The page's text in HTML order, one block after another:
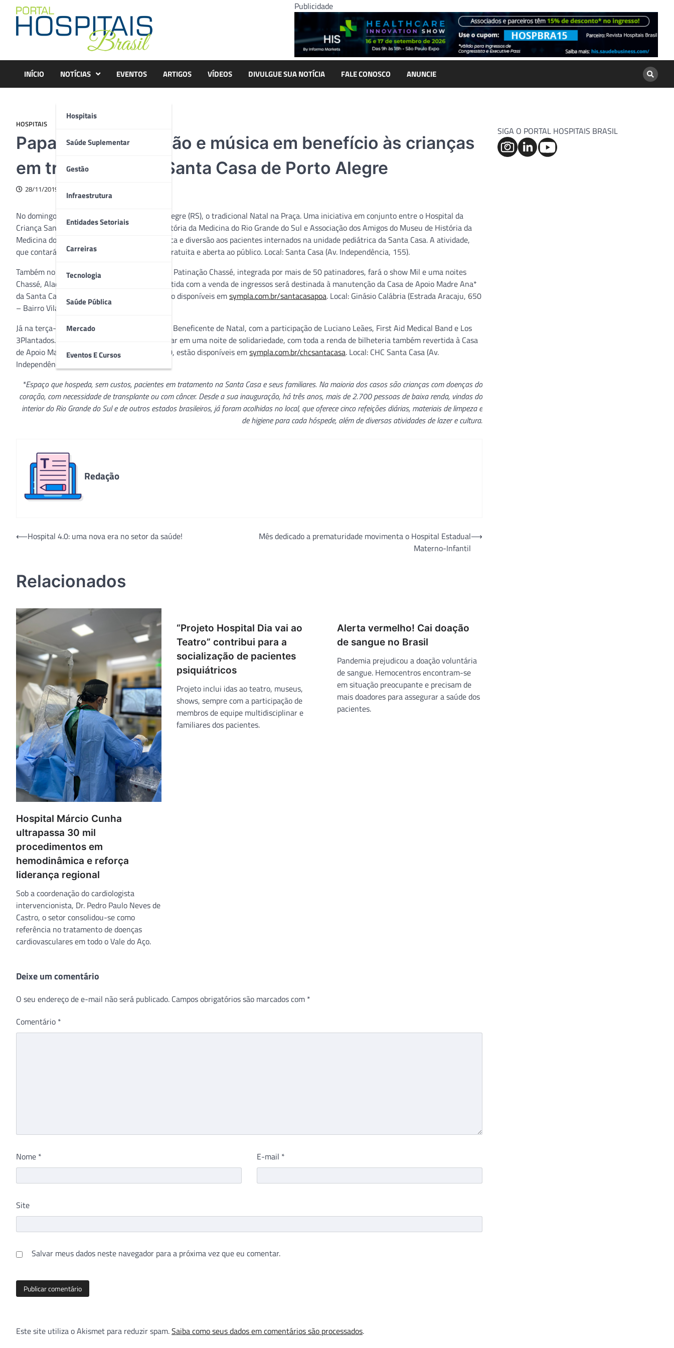
content
Publicidade
INÍCIO NOTÍCIAS
Hospitais
Saúde Suplementar
Gestão
Infraestrutura
Entidades Setoriais
Carreiras
Tecnologia
Saúde Pública
Mercado
Eventos E Cursos
EVENTOS ARTIGOS VÍDEOS DIVULGUE SUA NOTÍCIA FALE CONOSCO ANUNCIE
HOSPITAIS
Papai Noel, patinação e música em benefício às crianças
em tratamento na Santa Casa de Porto Alegre
28/11/2019
No domingo (1), às 17h30, ocorre em Porto Alegre (RS), o tradicional Natal na Praça. Uma iniciativa em conjunto entre o Hospital da
Criança Santo Antônio, Simers, Museu de História da Medicina do Rio Grande do Sul e Associação dos Amigos do Museu de História da
Medicina do Rio Grande do Sul, irá levar música e diversão aos pacientes internados na unidade pediátrica da Santa Casa. A atividade,
que contará com a chegada do Papai Noel, é gratuita e aberta ao público. Local: Santa Casa (Av. Independência, 155).
Também no domingo, às 19h, a Companhia de Patinação Chassé, integrada por mais de 50 patinadores, fará o show Mil e uma noites
Chassé, Aladim e Rocketman. Toda a renda obtida com a venda de ingressos será destinada à manutenção da Casa de Apoio Madre Ana*
da Santa Casa. Os ingressos, a R$ 35,00, estão disponíveis emsympla.com.br/santacasapoa. Local: Ginásio Calábria (Estrada Aracaju, 650
– Bairro Vila Nova). Estacionamento gratuito.
Já na terça-feira (3), às 20h, acontece o Show Beneficente de Natal, com a participação de Luciano Leães, First Aid Medical Band e Los
3Plantados. Blues, soul e rock irão se encontrar em uma noite de solidariedade, com toda a renda de bilheteria também revertida à Casa
de Apoio Madre Ana. Os ingressos, a R$ 40,00, estão disponíveis emsympla.com.br/chcsantacasa. Local: CHC Santa Casa (Av.
Independência, 75).
*Espaço que hospeda, sem custos, pacientes em tratamento na Santa Casa e seus familiares. Na maioria dos casos são crianças com doenças do
coração, com necessidade de transplante ou com câncer. Desde a sua inauguração, há três anos, mais de 2.700 pessoas de baixa renda, vindas do
interior do Rio Grande do Sul e de outros estados brasileiros, já foram acolhidas no local, que oferece cinco refeições diárias, materiais de limpeza e
de higiene para cada hóspede, além de diversas atividades de lazer e cultura.
Redação
Navegação
⟵Hospital 4.0: uma nova era no setor da saúde!
Mês dedicado a prematuridade movimenta o Hospital Estadual
Materno-Infantil
⟶
Relacionados
Hospital Márcio Cunha
ultrapassa 30 mil
procedimentos em
hemodinâmica e reforça
liderança regional
Sob a coordenação do cardiologista
intervencionista, Dr. Pedro Paulo Neves de
Castro, o setor consolidou-se como
referência no tratamento de doenças
cardiovasculares em todo o Vale do Aço.
“Projeto Hospital Dia vai ao
Teatro” contribui para a
socialização de pacientes
psiquiátricos
Projeto inclui idas ao teatro, museus,
shows, sempre com a participação de
membros de equipe multidisciplinar e
familiares dos pacientes.
Alerta vermelho! Cai doação
de sangue no Brasil
Pandemia prejudicou a doação voluntária
de sangue. Hemocentros encontram-se
em situação preocupante e precisam de
mais doadores para assegurar a saúde dos
pacientes.
Deixe um comentário
O seu endereço de e-mail não será publicado. Campos obrigatórios são marcados com *
Comentário *
Nome * E-mail *
Site
Salvar meus dados neste navegador para a próxima vez que eu comentar.
Este site utiliza o Akismet para reduzir spam.Saiba como seus dados em comentários são processados.
SIGA O PORTAL HOSPITAIS BRASIL